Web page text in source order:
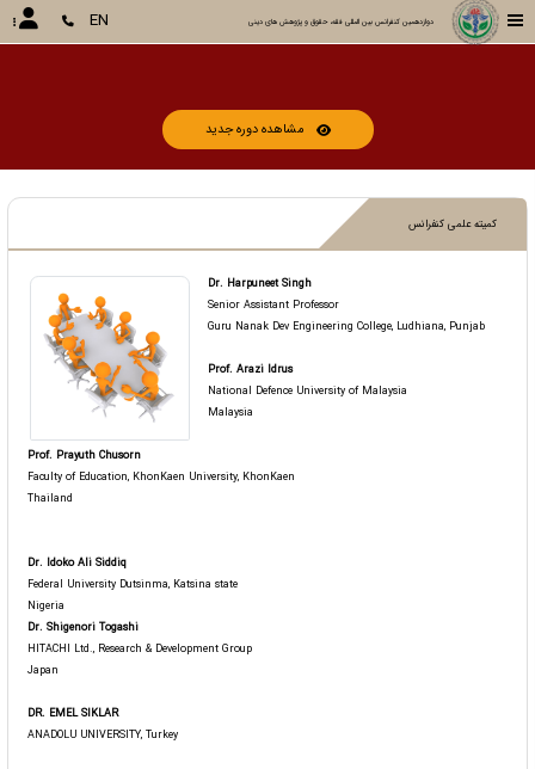
دوازدهمین کنفرانس بین المللی فقه، حقوق و پژوهش های دینی EN
مشاهده دوره جدید
کمیته علمی کنفرانس
Dr. Harpuneet Singh
Senior Assistant Professor
Guru Nanak Dev Engineering College, Ludhiana, Punjab
Prof. Arazi Idrus
National Defence University of Malaysia
Malaysia
Prof. Prayuth Chusorn
Faculty of Education, KhonKaen University, KhonKaen
Thailand
Dr. Idoko Ali Siddiq
Federal University Dutsinma, Katsina state
Nigeria
Dr. Shigenori Togashi
HITACHI Ltd., Research & Development Group
Japan
DR. EMEL SIKLAR
ANADOLU UNIVERSITY, Turkey